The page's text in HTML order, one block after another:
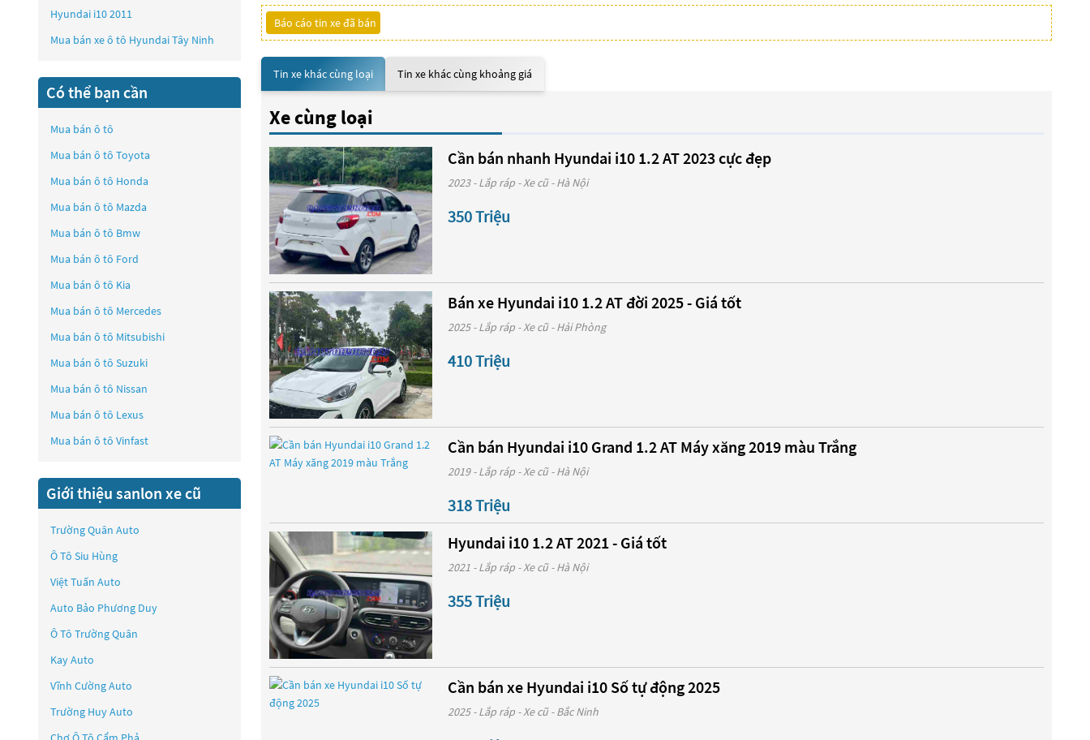
Báo cáo tin xe đã bán
Tin xe khác cùng loại Tin xe khác cùng khoảng giá
Xe cùng loại
Cần bán nhanh Hyundai i10 1.2 AT 2023 cực đẹp
2023 - Lắp ráp - Xe cũ - Hà Nội
350 Triệu
Bán xe Hyundai i10 1.2 AT đời 2025 - Giá tốt
2025 - Lắp ráp - Xe cũ - Hải Phòng
410 Triệu
Cần bán Hyundai i10 Grand 1.2 AT Máy xăng 2019 màu Trắng
2019 - Lắp ráp - Xe cũ - Hà Nội
318 Triệu
Hyundai i10 1.2 AT 2021 - Giá tốt
2021 - Lắp ráp - Xe cũ - Hà Nội
355 Triệu
Cần bán xe Hyundai i10 Số tự động 2025
2025 - Lắp ráp - Xe cũ - Bắc Ninh
Hyundai i10 2011
Mua bán xe ô tô Hyundai Tây Ninh
Có thể bạn cần
Mua bán ô tô
Mua bán ô tô Toyota
Mua bán ô tô Honda
Mua bán ô tô Mazda
Mua bán ô tô Bmw
Mua bán ô tô Ford
Mua bán ô tô Kia
Mua bán ô tô Mercedes
Mua bán ô tô Mitsubishi
Mua bán ô tô Suzuki
Mua bán ô tô Nissan
Mua bán ô tô Lexus
Mua bán ô tô Vinfast
Giới thiệu sanlon xe cũ
Trường Quân Auto
Ô Tô Siu Hùng
Việt Tuấn Auto
Auto Bảo Phương Duy
Ô Tô Trường Quân
Kay Auto
Vĩnh Cường Auto
Trường Huy Auto